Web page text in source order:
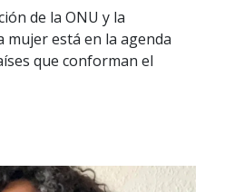
de la ONU y la
mujer está en la agenda
que conforman el